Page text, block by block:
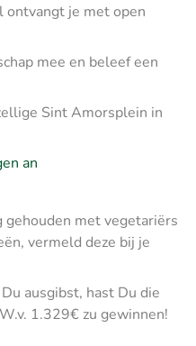
ontvangt je met open
mee en beleef een
Sint Amorsplein in
an
met vegetariërs
vermeld deze bij je
ausgibst, hast Du die
1.329€ zu gewinnen!